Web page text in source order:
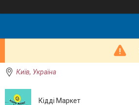
Київ, Україна
Кідді Маркет